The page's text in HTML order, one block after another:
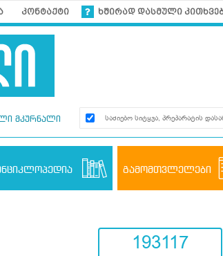
კონტაქტი ხშირად დასმული
მკურნალი
გამომთვლელები
193117